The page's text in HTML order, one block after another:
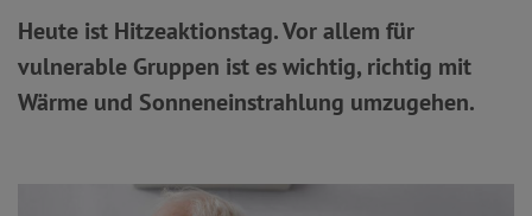
Heute ist Hitzeaktionstag. Vor allem für
vulnerable Gruppen ist es wichtig, richtig mit
Wärme und Sonneneinstrahlung umzugehen.